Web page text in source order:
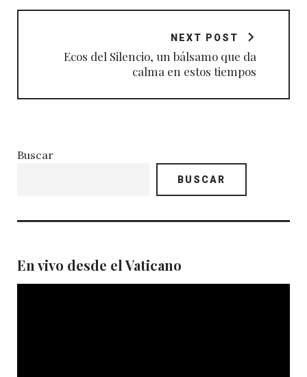
NEXT POST
Ecos del Silencio, un bálsamo que da
calma en estos tiempos
Buscar
BUSCAR
En vivo desde el Vaticano